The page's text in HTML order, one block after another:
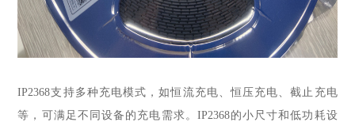
IP2368支持多种充电模式，如恒流充电、恒压充电、截止充电
等，可满足不同设备的充电需求。IP2368的小尺寸和低功耗设